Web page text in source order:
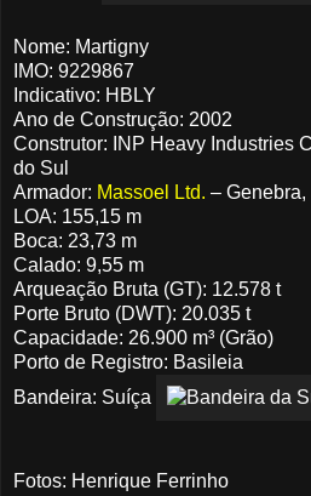
Nome: Martigny
IMO: 9229867
Indicativo: HBLY
Ano de Construção: 2002
Construtor: INP Heavy Industries
do Sul
Armador: Massoel Ltd. – Genebra,
LOA: 155,15 m
Boca: 23,73 m
Calado: 9,55 m
Arqueação Bruta (GT): 12.578 t
Porte Bruto (DWT): 20.035 t
Capacidade: 26.900 m³ (Grão)
Porto de Registro: Basileia
Bandeira: Suíça
Fotos: Henrique Ferrinho